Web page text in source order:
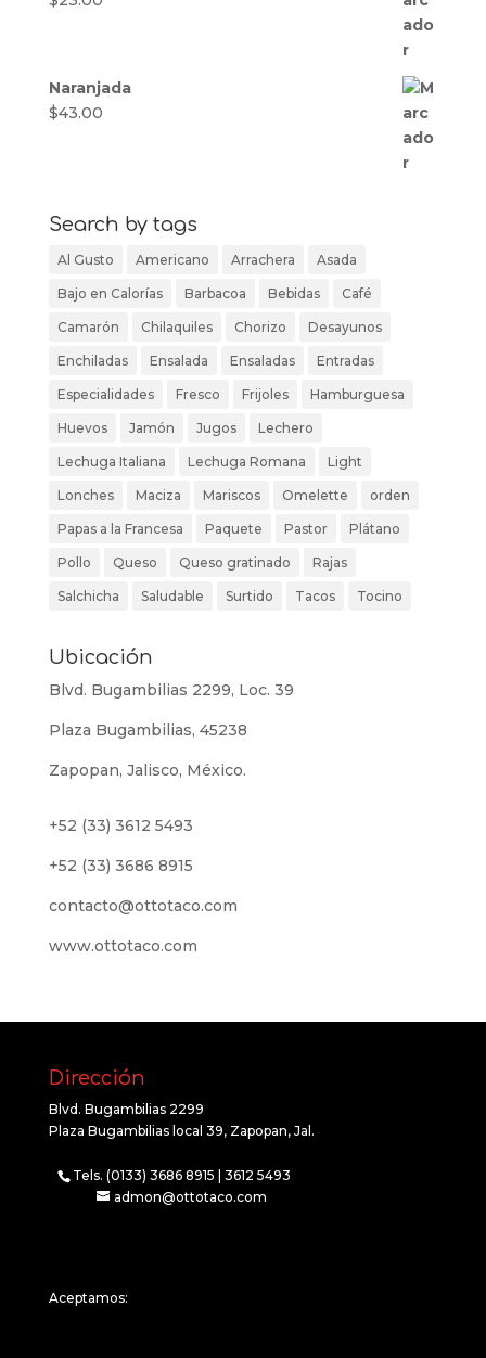
Naranjada
$43.00
Search by tags
Al Gusto Americano Arrachera Asada
Bajo en Calorías Barbacoa Bebidas Café
Camarón Chilaquiles Chorizo Desayunos
Enchiladas Ensalada Ensaladas Entradas
Especialidades Fresco Frijoles Hamburguesa
Huevos Jamón Jugos Lechero
Lechuga Italiana Lechuga Romana Light
Lonches Maciza Mariscos Omelette orden
Papas a la Francesa Paquete Pastor Plátano
Pollo Queso Queso gratinado Rajas
Salchicha Saludable Surtido Tacos Tocino
Ubicación
Blvd. Bugambilias 2299, Loc. 39
Plaza Bugambilias, 45238
Zapopan, Jalisco, México.
+52 (33) 3612 5493
+52 (33) 3686 8915
contacto@ottotaco.com
www.ottotaco.com
Dirección
Blvd. Bugambilias 2299
Plaza Bugambilias local 39, Zapopan, Jal.
Tels. (0133) 3686 8915 | 3612 5493
admon@ottotaco.com
Aceptamos: